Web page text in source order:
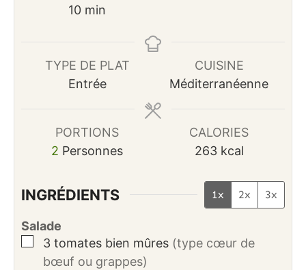
10minutes
min
TYPE DE PLAT
Entrée
CUISINE
Méditerranéenne
PORTIONS
2 Personnes
CALORIES
263 kcal
INGRÉDIENTS 1x 2x 3x
Salade
▢
3 tomates bien mûres (type cœur de
bœuf ou grappes)